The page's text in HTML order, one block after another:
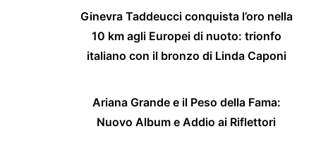
Ginevra Taddeucci conquista l’oro nella
10 km agli Europei di nuoto: trionfo
italiano con il bronzo di Linda Caponi
Ariana Grande e il Peso della Fama:
Nuovo Album e Addio ai Riflettori